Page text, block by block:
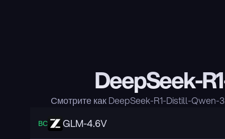
DeepSeek-
Смотрите как DeepSeek-R1-Distill-
ВС GLM-4.6V